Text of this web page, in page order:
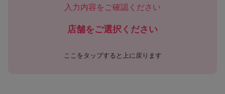
日、性別など個人を識別できる情報
・学歴、職歴、保有資格等、採用選考応募に関連する情報
入力内容をご確認ください
店舗をご選択ください
ここをタップすると上に戻ります